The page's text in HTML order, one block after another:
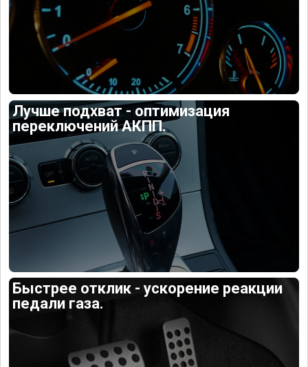
Лучше подхват - оптимизация
переключений АКПП.
Быстрее отклик - ускорение реакции
педали газа.